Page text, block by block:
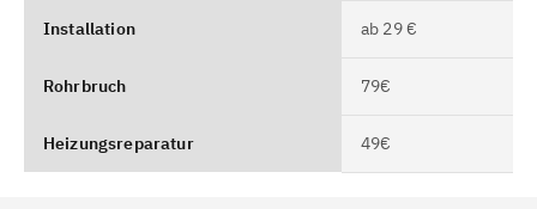
Installation ab 29 €
Rohrbruch 79€
Heizungsreparatur 49€